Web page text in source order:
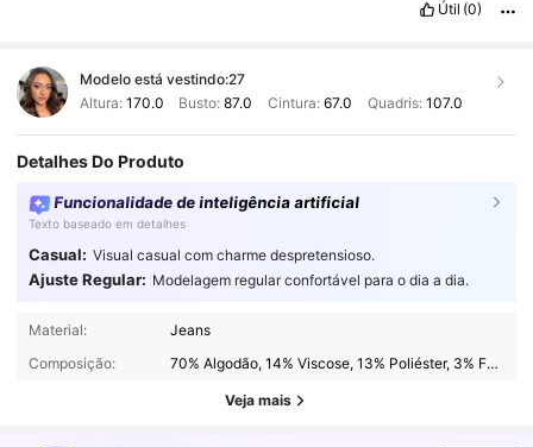
Útil (0)
Modelo está vestindo:27
Altura: 170.0 Busto:87.0 Cintura: 67.0 Quadris: 107.0
Detalhes Do Produto
Funcionalidade de inteligência artificial
Texto baseado em detalhes
Casual: Visual casual com charme despretensioso.
Ajuste Regular: Modelagem regular confortável para o dia a dia.
Material:
Jeans
Composição:
70% Algodão, 14% Viscose, 13% Poliéster, 3% Fibra modal
Veja mais
26K Seguidores